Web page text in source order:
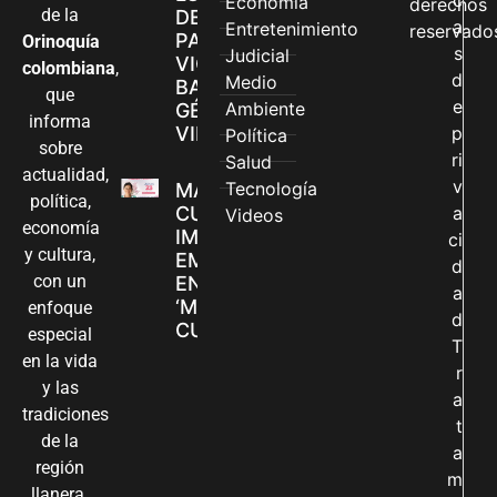
de la
Orinoquía
colombiana,
que
informa
sobre
actualidad,
política,
economía
y cultura,
con un
enfoque
especial
en la vida
y las
tradiciones
de la
región
DE ATENCIÓN
PARA
VIOLENCIAS
BASADAS EN
GÉNERO EN
VILLAVICENCIO
MADRES
CUIDADORAS
IMPULSAN SUS
EMPRENDIMIENTOS
EN LA FERIA
‘MANOS QUE
CUIDAN Y CREAN’
Entretenimiento
Judicial
Medio
Ambiente
Política
Salud
Tecnología
Videos
a
s
d
e
p
ri
v
a
ci
d
a
d
T
r
a
t
a
m